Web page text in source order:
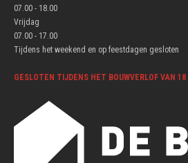
07.00 - 18.00
Vrijdag
07.00 - 17.00
Tijdens het weekend en op feestdagen gesloten
GESLOTEN TIJDENS HET BOUWVERLOF VAN